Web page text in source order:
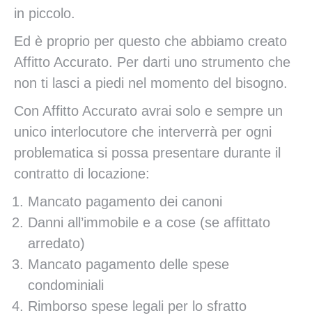
in piccolo.
Ed è proprio per questo che abbiamo creato
Affitto Accurato. Per darti uno strumento che
non ti lasci a piedi nel momento del bisogno.
Con Affitto Accurato avrai solo e sempre un
unico interlocutore che interverrà per ogni
problematica si possa presentare durante il
contratto di locazione:
Mancato pagamento dei canoni
Danni all’immobile e a cose (se affittato
arredato)
Mancato pagamento delle spese
condominiali
Rimborso spese legali per lo sfratto